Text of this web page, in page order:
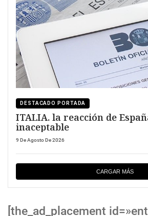
DESTACADO PORTADA
ITALIA. la reacción de
inaceptable
9 De Agosto De 2026
CARGAR MÁS
[the_ad_placement